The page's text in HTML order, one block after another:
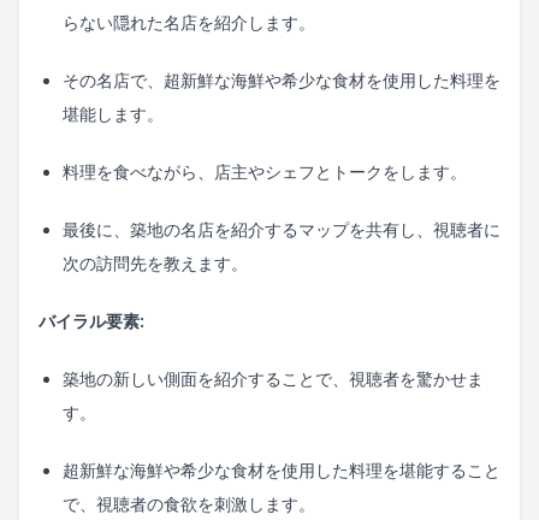
らない隠れた名店を紹介します。
その名店で、超新鮮な海鮮や希少な食材を使用した料理を
堪能します。
料理を食べながら、店主やシェフとトークをします。
最後に、築地の名店を紹介するマップを共有し、視聴者に
次の訪問先を教えます。
バイラル要素:
築地の新しい側面を紹介することで、視聴者を驚かせま
す。
超新鮮な海鮮や希少な食材を使用した料理を堪能すること
で、視聴者の食欲を刺激します。